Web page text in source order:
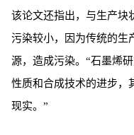
该论文还指出，与生产块
污染较小，因为传统的生
源，造成污染。“石墨烯
性质和合成技术的进步，
现实。”